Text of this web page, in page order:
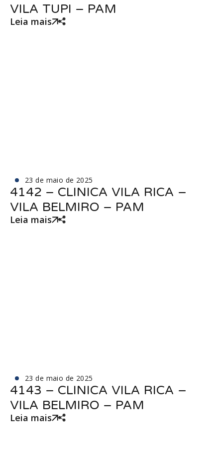
VILA TUPI – PAM
Leia mais
23 de maio de 2025
4142 – CLINICA VILA RICA –
VILA BELMIRO – PAM
Leia mais
23 de maio de 2025
4143 – CLINICA VILA RICA –
VILA BELMIRO – PAM
Leia mais